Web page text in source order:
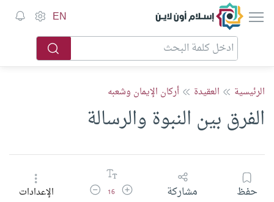
إسلام أون لاين EN
الرئيسية العقيدة أركان الإيمان وشعبه
الفرق بين النبوة والرسالة
حفظ مشاركة زيادة حجم الخط
16 تقليل حجم الخطالإعدادات